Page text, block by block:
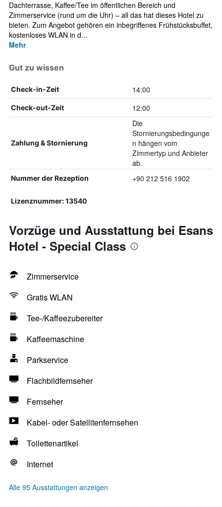
Dachterrasse, Kaffee/Tee im öffentlichen Bereich und
Zimmerservice (rund um die Uhr) – all das hat dieses Hotel zu
bieten. Zum Angebot gehören ein inbegriffenes Frühstücksbuffet,
kostenloses WLAN in d...
Mehr
Gut zu wissen
Check-in-Zeit 14:00
Check-out-Zeit 12:00
Zahlung & Stornierung
Die
Stornierungsbedingunge
n hängen vom
Zimmertyp und Anbieter
ab.
Nummer der Rezeption +90 212 516 1902
Lizenznummer: 13540
Vorzüge und Ausstattung bei Esans
Hotel - Special Class
Zimmerservice
Gratis WLAN
Tee-/Kaffeezubereiter
Kaffeemaschine
Parkservice
Flachbildfernseher
Fernseher
Kabel- oder Satellitenfernsehen
Toilettenartikel
Internet
Alle 95 Ausstattungen anzeigen